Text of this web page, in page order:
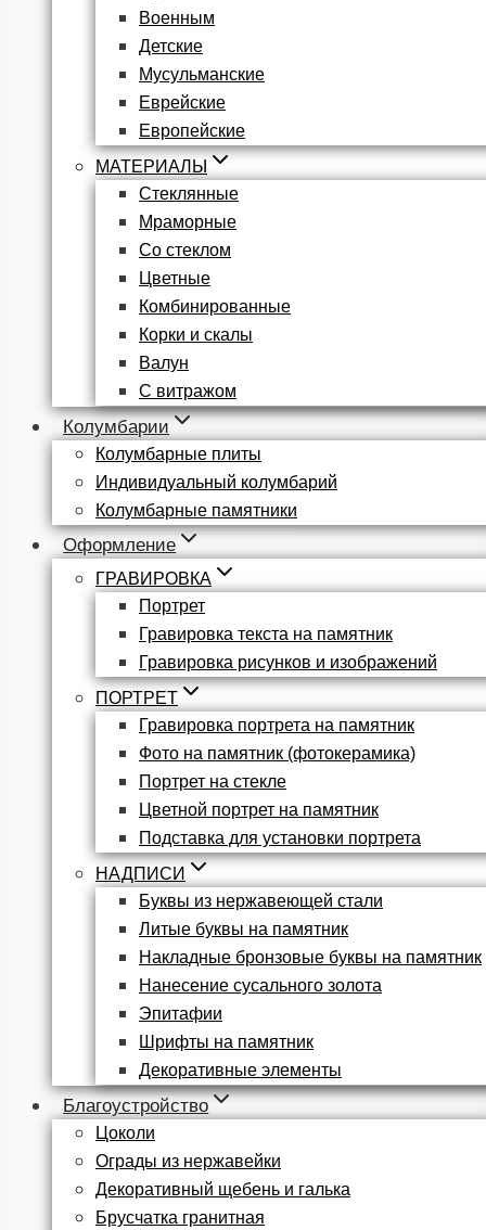
Военным
Детские
Мусульманские
Еврейские
Европейские
МАТЕРИАЛЫ
Стеклянные
Мраморные
Со стеклом
Цветные
Комбинированные
Корки и скалы
Валун
С витражом
Колумбарии
Колумбарные плиты
Индивидуальный колумбарий
Колумбарные памятники
Оформление
ГРАВИРОВКА
Портрет
Гравировка текста на памятник
Гравировка рисунков и изображений
ПОРТРЕТ
Гравировка портрета на памятник
Фото на памятник (фотокерамика)
Портрет на стекле
Цветной портрет на памятник
Подставка для установки портрета
НАДПИСИ
Буквы из нержавеющей стали
Литые буквы на памятник
Накладные бронзовые буквы на памятник
Нанесение сусального золота
Эпитафии
Шрифты на памятник
Декоративные элементы
Благоустройство
Цоколи
Ограды из нержавейки
Декоративный щебень и галька
Брусчатка гранитная